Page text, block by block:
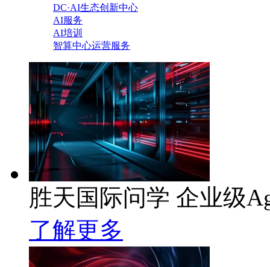
DC·AI生态创新中心
AI服务
AI培训
智算中心运营服务
胜天国际问学 企业级
了解更多